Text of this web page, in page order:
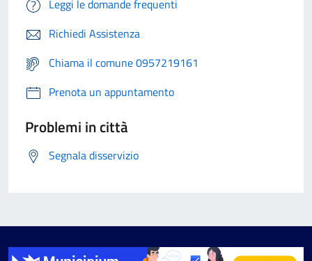
Leggi le domande frequenti
Richiedi Assistenza
Chiama il comune 0957219161
Prenota un appuntamento
Problemi in città
Segnala disservizio